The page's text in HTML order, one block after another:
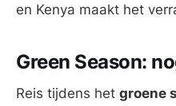
en Kenya maakt het
Green Season:
Reis tijdens het groene